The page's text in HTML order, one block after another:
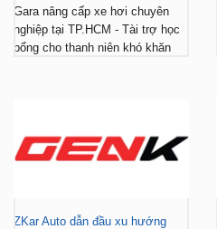
Gara nâng cấp xe hơi chuyên
nghiệp tại TP.HCM - Tài trợ học
bổng cho thanh niên khó khăn
ZKar Auto dẫn đầu xu hướng